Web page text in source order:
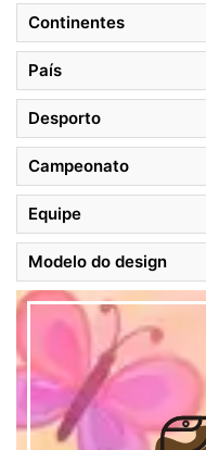
Continentes
País
Desporto
Campeonato
Equipe
Modelo do design